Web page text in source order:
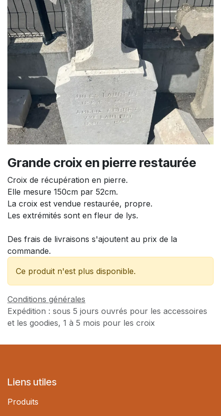
Grande croix en pierre restaurée
Croix de récupération en pierre.
Elle mesure 150cm par 52cm.
La croix est vendue restaurée, propre.
Les extrémités sont en fleur de lys.
Des frais de livraisons s'ajoutent au prix de la
commande.
Ce produit n'est plus disponible.
Conditions générales
Expédition : sous 5 jours ouvrés pour les accessoires
et les goodies, 1 à 5 mois pour les croix
Liens utiles
Produits